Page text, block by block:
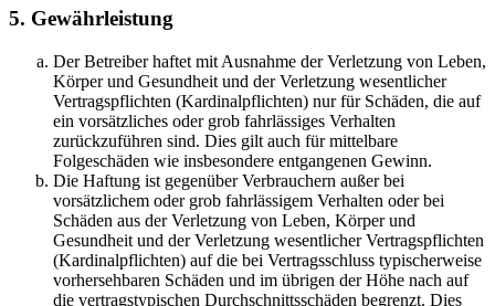
5. Gewährleistung
Der Betreiber haftet mit Ausnahme der Verletzung von Leben,
Körper und Gesundheit und der Verletzung wesentlicher
Vertragspflichten (Kardinalpflichten) nur für Schäden, die auf
ein vorsätzliches oder grob fahrlässiges Verhalten
zurückzuführen sind. Dies gilt auch für mittelbare
Folgeschäden wie insbesondere entgangenen Gewinn.
Die Haftung ist gegenüber Verbrauchern außer bei
vorsätzlichem oder grob fahrlässigem Verhalten oder bei
Schäden aus der Verletzung von Leben, Körper und
Gesundheit und der Verletzung wesentlicher Vertragspflichten
(Kardinalpflichten) auf die bei Vertragsschluss typischerweise
vorhersehbaren Schäden und im übrigen der Höhe nach auf
die vertragstypischen Durchschnittsschäden begrenzt. Dies